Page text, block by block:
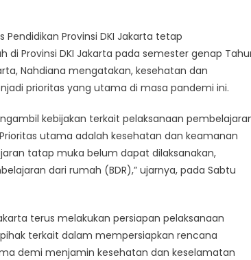
Pendidikan Provinsi DKI Jakarta tetap
Provinsi DKI Jakarta pada semester genap
Nahdiana mengatakan, kesehatan dan
prioritas yang utama di masa pandemi ini.
kebijakan terkait pelaksanaan
utama adalah kesehatan dan keamanan
tatap muka belum dapat dilaksanakan,
dari rumah (BDR),” ujarnya, pada Sabtu
terus melakukan persiapan pelaksanaan
terkait dalam mempersiapkan rencana
demi menjamin kesehatan dan keselamatan